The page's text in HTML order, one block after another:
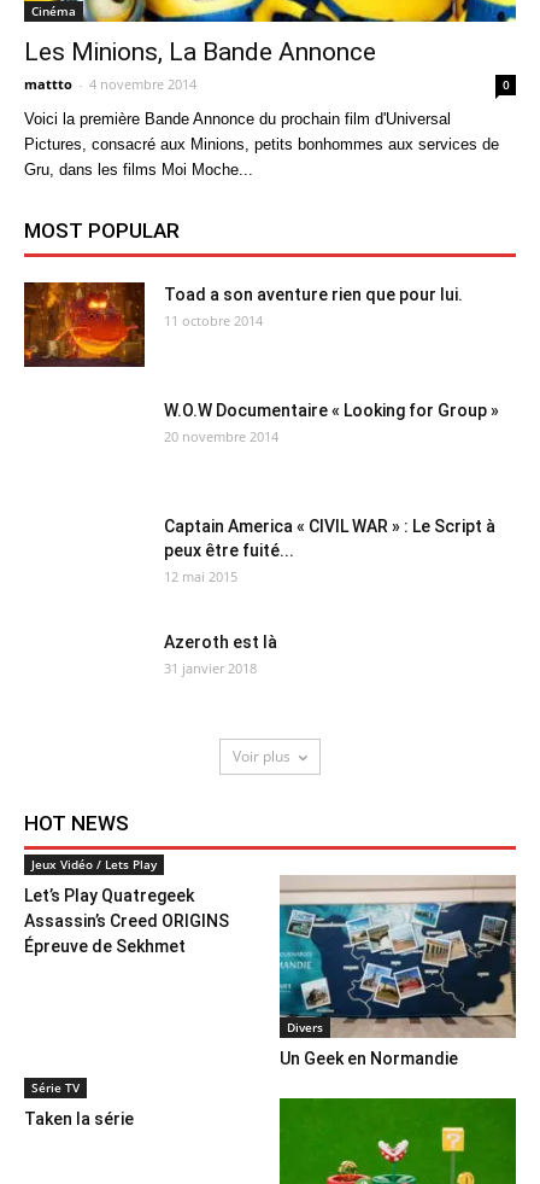
Cinéma
Les Minions, La Bande Annonce
mattto - 4 novembre 2014 0
Voici la première Bande Annonce du prochain film d'Universal
Pictures, consacré aux Minions, petits bonhommes aux services de
Gru, dans les films Moi Moche...
MOST POPULAR
Toad a son aventure rien que pour lui.
11 octobre 2014
W.O.W Documentaire « Looking for Group »
20 novembre 2014
Captain America « CIVIL WAR » : Le Script à
peux être fuité...
12 mai 2015
Azeroth est là
31 janvier 2018
Voir plus
HOT NEWS
Jeux Vidéo / Lets Play
Let’s Play Quatregeek
Assassin’s Creed ORIGINS
Épreuve de Sekhmet
Divers
Un Geek en Normandie
Série TV
Taken la série